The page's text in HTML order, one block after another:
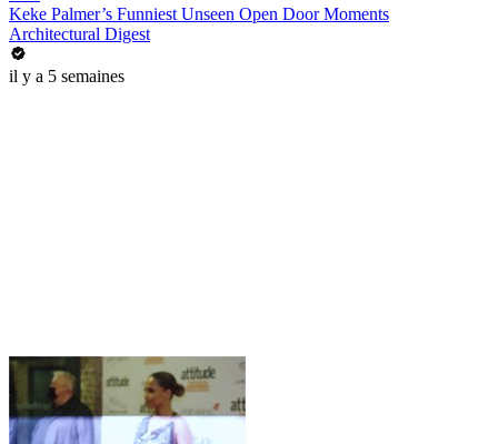
Keke Palmer’s Funniest Unseen Open Door Moments
Architectural Digest
il y a 5 semaines